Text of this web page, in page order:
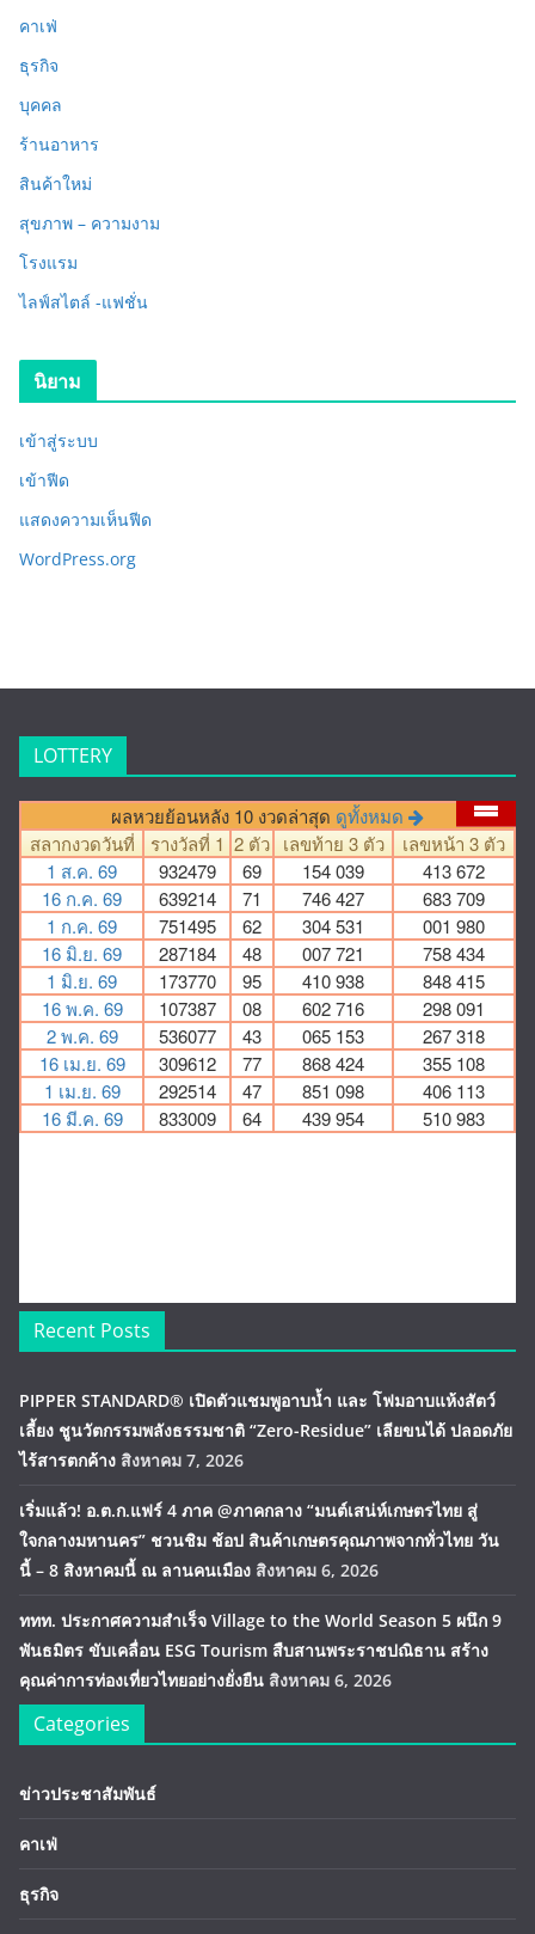
คาเฟ่
ธุรกิจ
บุคคล
ร้านอาหาร
สินค้าใหม่
สุขภาพ – ความงาม
โรงแรม
ไลฟ์สไตล์ -แฟชั่น
นิยาม
เข้าสู่ระบบ
เข้าฟีด
แสดงความเห็นฟีด
WordPress.org
LOTTERY
Recent Posts
PIPPER STANDARD® เปิดตัวแชมพูอาบน้ำ และ โฟมอาบแห้งสัตว์
เลี้ยง ชูนวัตกรรมพลังธรรมชาติ “Zero-Residue” เลียขนได้ ปลอดภัย
ไร้สารตกค้าง สิงหาคม 7, 2026
เริ่มแล้ว! อ.ต.ก.แฟร์ 4 ภาค @ภาคกลาง “มนต์เสน่ห์เกษตรไทย สู่
ใจกลางมหานคร” ชวนชิม ช้อป สินค้าเกษตรคุณภาพจากทั่วไทย วัน
นี้ – 8 สิงหาคมนี้ ณ ลานคนเมือง สิงหาคม 6, 2026
ททท. ประกาศความสำเร็จ Village to the World Season 5 ผนึก 9
พันธมิตร ขับเคลื่อน ESG Tourism สืบสานพระราชปณิธาน สร้าง
คุณค่าการท่องเที่ยวไทยอย่างยั่งยืน สิงหาคม 6, 2026
Categories
ข่าวประชาสัมพันธ์
คาเฟ่
ธุรกิจ